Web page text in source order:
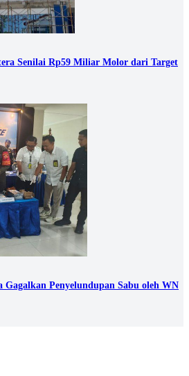
Senilai Rp59 Miliar Molor dari Target
Gagalkan Penyelundupan Sabu oleh WN